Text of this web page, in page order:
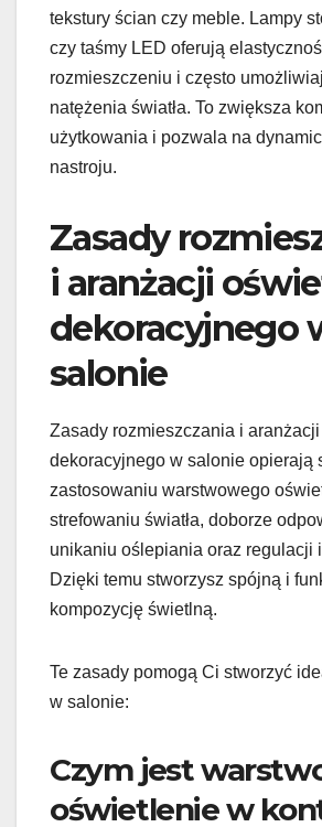
tekstury ścian czy meble. Lampy
czy taśmy LED oferują
rozmieszczeniu i często
natężenia światła. To zwiększa
użytkowania i pozwala na
nastroju.
Zasady
i aranżacji
dekoracyjnego
salonie
Zasady rozmieszczania i
dekoracyjnego w salonie opierają
zastosowaniu warstwowego
strefowaniu światła, doborze
unikaniu oślepiania oraz regulacji
Dzięki temu stworzysz spójną i
kompozycję świetlną.
Te zasady pomogą Ci stworzyć
w salonie:
Czym jest
oświetlenie w